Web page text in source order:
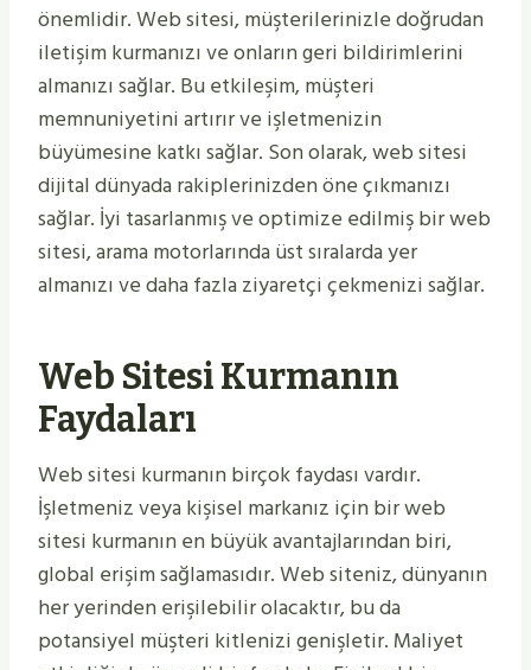
önemlidir. Web sitesi, müşterilerinizle doğrudan
iletişim kurmanızı ve onların geri bildirimlerini
almanızı sağlar. Bu etkileşim, müşteri
memnuniyetini artırır ve işletmenizin
büyümesine katkı sağlar. Son olarak, web sitesi
dijital dünyada rakiplerinizden öne çıkmanızı
sağlar. İyi tasarlanmış ve optimize edilmiş bir web
sitesi, arama motorlarında üst sıralarda yer
almanızı ve daha fazla ziyaretçi çekmenizi sağlar.
Web Sitesi Kurmanın
Faydaları
Web sitesi kurmanın birçok faydası vardır.
İşletmeniz veya kişisel markanız için bir web
sitesi kurmanın en büyük avantajlarından biri,
global erişim sağlamasıdır. Web siteniz, dünyanın
her yerinden erişilebilir olacaktır, bu da
potansiyel müşteri kitlenizi genişletir. Maliyet